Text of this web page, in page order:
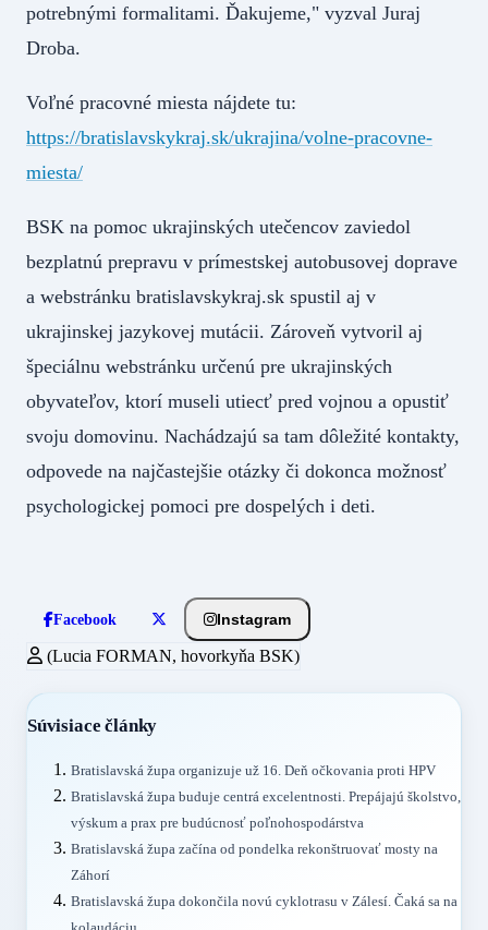
potrebnými formalitami. Ďakujeme," vyzval Juraj
Droba.
Voľné pracovné miesta nájdete tu:
https://bratislavskykraj.sk/ukrajina/volne-pracovne-
miesta/
BSK na pomoc ukrajinských utečencov zaviedol
bezplatnú prepravu v prímestskej autobusovej doprave
a webstránku bratislavskykraj.sk spustil aj v
ukrajinskej jazykovej mutácii. Zároveň vytvoril aj
špeciálnu webstránku určenú pre ukrajinských
obyvateľov, ktorí museli utiecť pred vojnou a opustiť
svoju domovinu. Nachádzajú sa tam dôležité kontakty,
odpovede na najčastejšie otázky či dokonca možnosť
psychologickej pomoci pre dospelých i deti.
Facebook Instagram
(Lucia FORMAN, hovorkyňa BSK)
Súvisiace články
Bratislavská župa organizuje už 16. Deň očkovania proti HPV
Bratislavská župa buduje centrá excelentnosti. Prepájajú školstvo,
výskum a prax pre budúcnosť poľnohospodárstva
Bratislavská župa začína od pondelka rekonštruovať mosty na
Záhorí
Bratislavská župa dokončila novú cyklotrasu v Zálesí. Čaká sa na